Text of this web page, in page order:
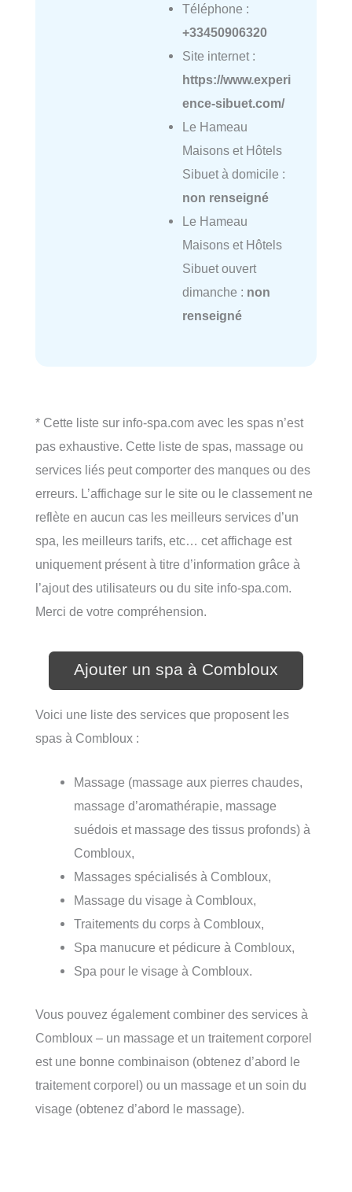
Téléphone :
+33450906320
Site internet :
https://www.experi
ence-sibuet.com/
Le Hameau
Maisons et Hôtels
Sibuet à domicile :
non renseigné
Le Hameau
Maisons et Hôtels
Sibuet ouvert
dimanche : non
renseigné
* Cette liste sur info-spa.com avec les spas n’est
pas exhaustive. Cette liste de spas, massage ou
services liés peut comporter des manques ou des
erreurs. L’affichage sur le site ou le classement ne
reflète en aucun cas les meilleurs services d’un
spa, les meilleurs tarifs, etc… cet affichage est
uniquement présent à titre d’information grâce à
l’ajout des utilisateurs ou du site info-spa.com.
Merci de votre compréhension.
Ajouter un spa à Combloux
Voici une liste des services que proposent les
spas à Combloux :
Massage (massage aux pierres chaudes,
massage d’aromathérapie, massage
suédois et massage des tissus profonds) à
Combloux,
Massages spécialisés à Combloux,
Massage du visage à Combloux,
Traitements du corps à Combloux,
Spa manucure et pédicure à Combloux,
Spa pour le visage à Combloux.
Vous pouvez également combiner des services à
Combloux – un massage et un traitement corporel
est une bonne combinaison (obtenez d’abord le
traitement corporel) ou un massage et un soin du
visage (obtenez d’abord le massage).